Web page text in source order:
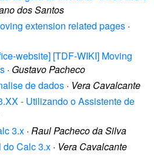
dos Santos
extension related pages ·
website] [TDF-WIKI] Moving
· Gustavo Pacheco
de dados · Vera Cavalcante
- Utilizando o Assistente de
3.x · Raul Pacheco da Silva
do Calc 3.x · Vera Cavalcante